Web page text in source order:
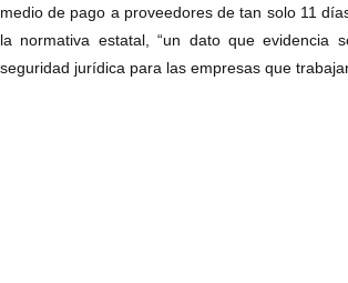
medio de pago a proveedores de tan solo 11
la normativa estatal, “un dato que evidencia
seguridad jurídica para las empresas que